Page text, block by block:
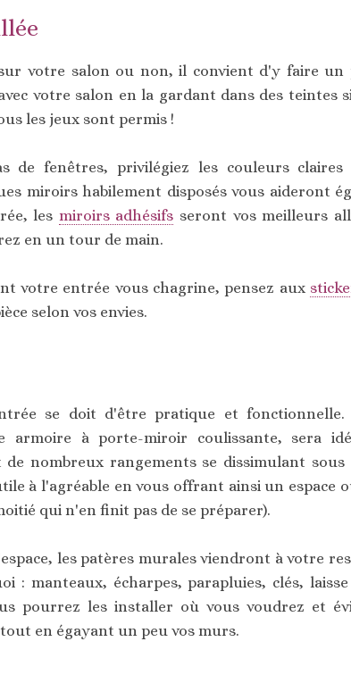
votre salon ou non, il convient d'y faire un
votre salon en la gardant dans des teintes
les jeux sont permis !
de fenêtres, privilégiez les couleurs
miroirs habilement disposés vous aideront
les miroirs adhésifs seront vos meilleurs
en un tour de main.
votre entrée vous chagrine, pensez aux
selon vos envies.
se doit d'être pratique et
armoire à porte-miroir coulissante, sera
de nombreux rangements se dissimulant
à l'agréable en vous offrant ainsi un espace
qui n'en finit pas de se préparer).
les patères murales viendront à votre
: manteaux, écharpes, parapluies, clés,
pourrez les installer où vous voudrez et
en égayant un peu vos murs.